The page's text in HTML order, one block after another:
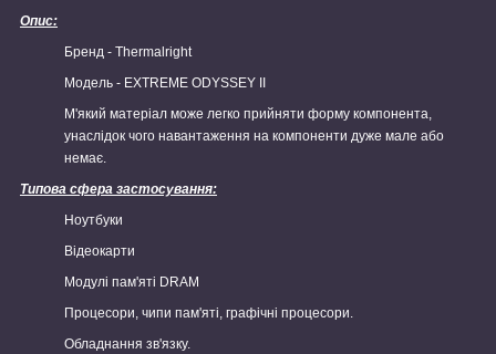
Опис:
Бренд - Thermalright
Модель - EXTREME ODYSSEY II
М'який матеріал може легко прийняти форму компонента,
унаслідок чого навантаження на компоненти дуже мале або
немає.
Типова сфера застосування:
Ноутбуки
Відеокарти
Модулі пам'яті DRAM
Процесори, чипи пам'яті, графічні процесори.
Обладнання зв'язку.